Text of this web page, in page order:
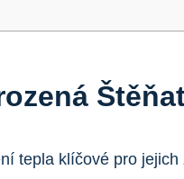
tepla klíčové pro